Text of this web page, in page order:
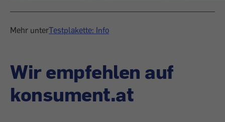
Mehr unterTestplakette: Info
Wir empfehlen auf
konsument.at